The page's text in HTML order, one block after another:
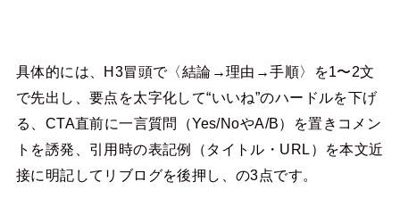
具体的には、H3冒頭で〈結論→理由→手順〉を1〜2文
で先出し、要点を太字化して“いいね”のハードルを下げ
る、CTA直前に一言質問（Yes/NoやA/B）を置きコメン
トを誘発、引用時の表記例（タイトル・URL）を本文近
接に明記してリブログを後押し、の3点です。